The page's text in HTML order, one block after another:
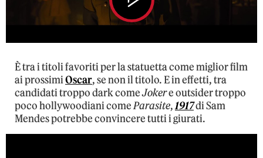
Play
Video
È tra i titoli favoriti per la statuetta come miglior film
ai prossimiOscar, se non il titolo. E in effetti, tra
candidati troppo dark comeJokere outsider troppo
poco hollywoodiani comeParasite,1917di Sam
Mendes potrebbe convincere tutti i giurati.